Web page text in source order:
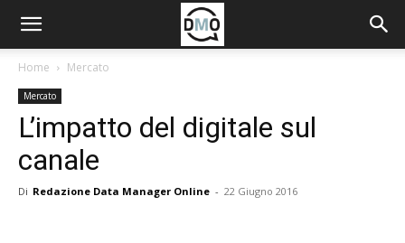
Home Mercato
Mercato
L’impatto del digitale sul
canale
Di Redazione Data Manager Online - 22 Giugno 2016